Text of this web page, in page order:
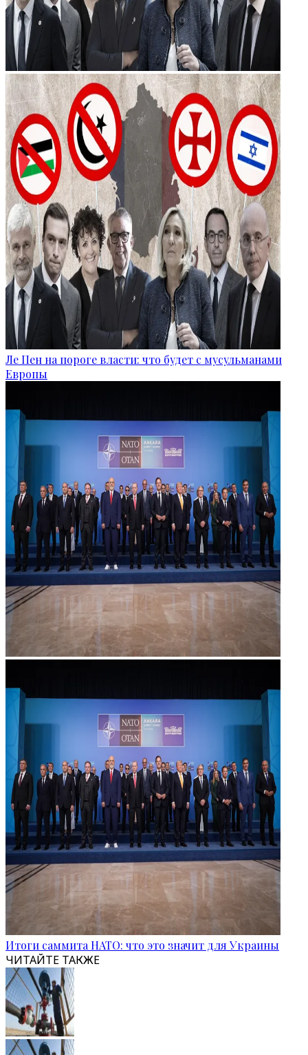
Ле Пен на пороге власти: что будет с мусульманами
Европы
Итоги саммита НАТО: что это значит для Украины
ЧИТАЙТЕ ТАКЖЕ